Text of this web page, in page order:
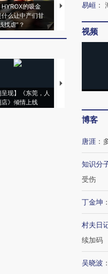
的吸金
什么让中产们甘
找虐”？
马航飞行员跨国
呈现】《东莞，人
店》倾情上线
【推广】走进第
会，让数智科技
易峘 ：
视频
博客
唐涯 ：
知识分
受伤
丁金坤 ：
村夫日
续加码
吴晓波 ：